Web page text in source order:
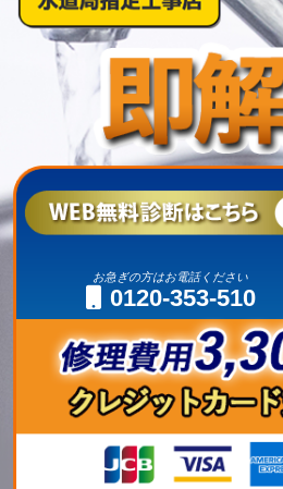
お急ぎの方はお電話ください
0120-353-510